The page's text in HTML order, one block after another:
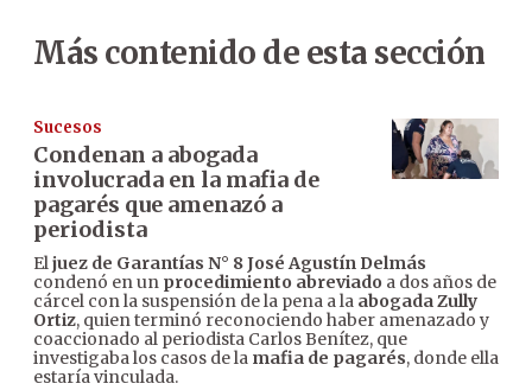
Más contenido de esta sección
Sucesos
Condenan a abogada
involucrada en la mafia de
pagarés que amenazó a
periodista
Eljuez de Garantías N° 8 José Agustín Delmás
condenó en un procedimiento abreviado a dos años de
cárcel con la suspensión de la pena a la abogada Zully
Ortiz, quien terminó reconociendo haber amenazado y
coaccionado al periodista Carlos Benítez, que
investigaba los casos de la mafia de pagarés, donde ella
estaría vinculada.